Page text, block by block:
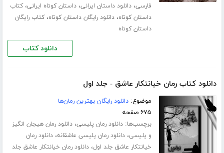
فارسی،دانلود داستان ایرانی،داستان کوتاه ایرانی،کتاب
داستان کوتاه،دانلود رایگان داستان کوتاه،کتاب رایگان
داستان کوتاه
دانلود کتاب
دانلود کتاب رمان خیانتکار عاشق - جلد اول
موضوع:دانلود رایگان بهترین رمان‌ها
۶۷۵ صفحه
برچسب‌ها:دانلود رمان پلیسی،دانلود رمان هیجان انگیز
و پلیسی،دانلود رمان پلیسی عاشقانه،دانلود رمان
خیانتکار عاشق جلد اول،دانلود رمان خیانتکار عاشق جلد